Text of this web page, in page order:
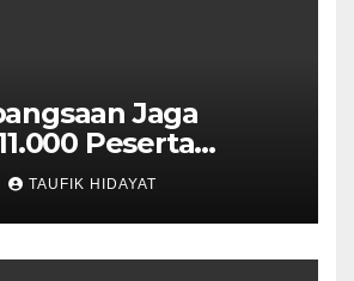
Jaga
Peserta
Menjaga
TAUFIK HIDAYAT